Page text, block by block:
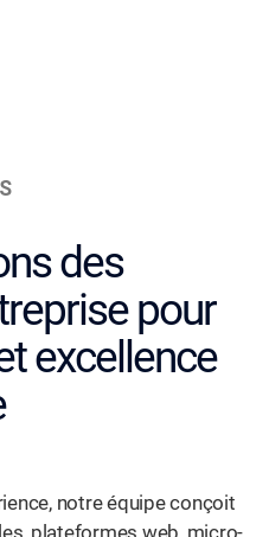
des
pour
excellence
notre équipe conçoit
plateformes web, micro-